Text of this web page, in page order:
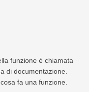
funzione è chiamata
di documentazione.
fa una funzione.